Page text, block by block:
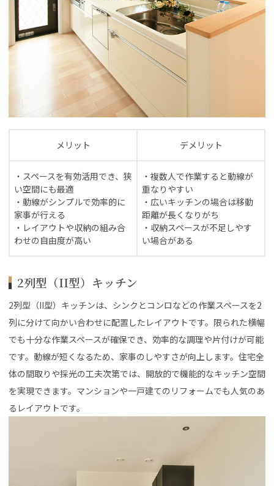
メリット デメリット
・スペースを有効活用でき、狭
い空間にも最適
・動線がシンプルで効率的に
家事が行える
・レイアウトや収納の組み合
わせの自由度が高い
・複数人で作業すると動線が
重なりやすい
・広いキッチンの場合は移動
距離が長くなりがち
・収納スペースが不足しやす
い場合がある
2列型（II型）キッチン
2列型（II型）キッチンは、シンクとコンロなどの作業スペースを2
列に分けて向かい合わせに配置したレイアウトです。限られた横幅
でも十分な作業スペースが確保でき、効率的な調理や片付けが可能
です。動線が短くなるため、家事のしやすさが向上します。住宅全
体の間取りや採光の工夫次第では、開放的で機能的なキッチン空間
を実現できます。マンションや一戸建てのリフォームでも人気のあ
るレイアウトです。